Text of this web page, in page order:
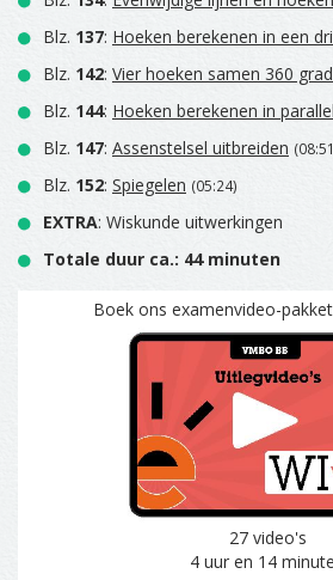
Blz. 137: Hoeken berekenen in een
Blz. 142: Vier hoeken samen 360
Blz. 144: Hoeken berekenen in
Blz. 147: Assenstelsel uitbreiden
Blz. 152: Spiegelen (05:24)
EXTRA: Wiskunde uitwerkingen
Totale duur ca.: 44 minuten
Boek ons examenvideo-
27 video's
4 uur en 14